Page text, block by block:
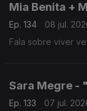
Mia Benita +
Ep. 134
08 jul.
Fala sobre viver
Sara Megre -
Ep. 133
07 jul.